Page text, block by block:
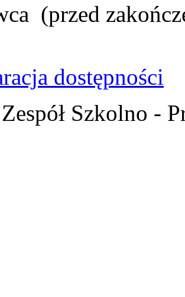
(przed
dostępności
Szkolno -